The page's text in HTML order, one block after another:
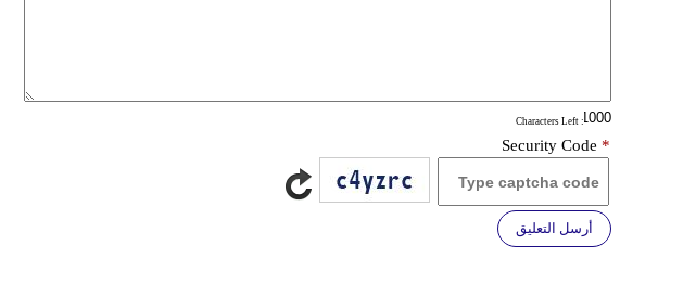
: Characters Left
Security Code *
أرسل التعليق